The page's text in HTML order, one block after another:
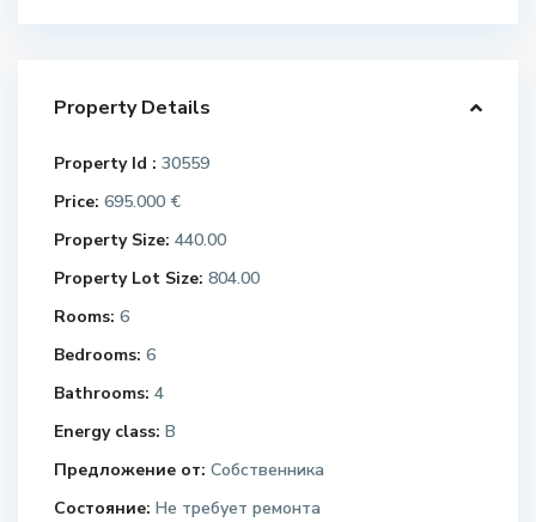
Property Details
Property Id : 30559
Price: 695.000 €
Property Size: 440.00
Property Lot Size: 804.00
Rooms: 6
Bedrooms: 6
Bathrooms: 4
Energy class: B
Предложение от: Собственника
Состояние: Не требует ремонта